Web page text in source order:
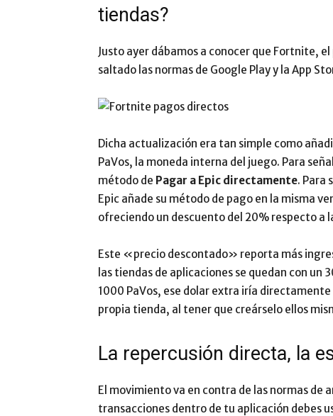
tiendas?
Justo ayer dábamos a conocer que Fortnite,
saltado las normas de Google Play y la App
Dicha actualización era tan simple como
PaVos, la moneda interna del juego. Para
método de Pagar a Epic directamente. Para
Epic añade su método de pago en la misma
ofreciendo un descuento del 20% respecto a
Este «precio descontado» reporta más
las tiendas de aplicaciones se quedan con un
1000 PaVos, ese dolar extra iría
propia tienda, al tener que creárselo ellos
La repercusión directa, la
El movimiento va en contra de las normas de
transacciones dentro de tu aplicación debes